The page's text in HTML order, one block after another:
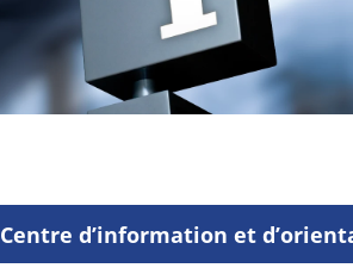
Centre d’information et